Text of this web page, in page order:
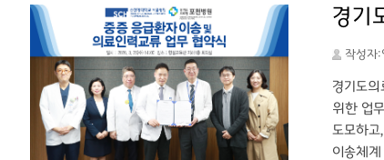
경기
작성자:
경기도
위한 업
도모하
이송체